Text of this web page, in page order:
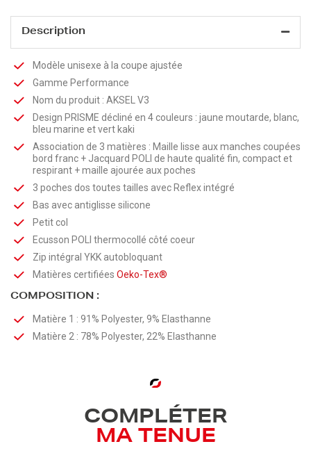
Description
Modèle unisexe à la coupe ajustée
Gamme Performance
Nom du produit : AKSEL V3
Design PRISME décliné en 4 couleurs : jaune moutarde, blanc,
bleu marine et vert kaki
Association de 3 matières : Maille lisse aux manches coupées
bord franc + Jacquard POLI de haute qualité fin, compact et
respirant + maille ajourée aux poches
3 poches dos toutes tailles avec Reflex intégré
Bas avec antiglisse silicone
Petit col
Ecusson POLI thermocollé côté coeur
Zip intégral YKK autobloquant
Matières certifiées Oeko-Tex®
COMPOSITION :
Matière 1 : 91% Polyester, 9% Elasthanne
Matière 2 : 78% Polyester, 22% Elasthanne
COMPLÉTER
MA TENUE